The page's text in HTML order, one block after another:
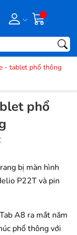
- tablet phổ thông
phổ
bị màn hình
P22T và pin
A8 ra mắt năm
phổ thông với